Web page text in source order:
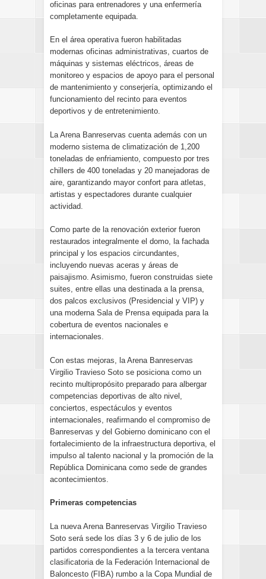
oficinas para entrenadores y una enfermería
completamente equipada.
En el área operativa fueron habilitadas
modernas oficinas administrativas, cuartos de
máquinas y sistemas eléctricos, áreas de
monitoreo y espacios de apoyo para el personal
de mantenimiento y conserjería, optimizando el
funcionamiento del recinto para eventos
deportivos y de entretenimiento.
La Arena Banreservas cuenta además con un
moderno sistema de climatización de 1,200
toneladas de enfriamiento, compuesto por tres
chillers de 400 toneladas y 20 manejadoras de
aire, garantizando mayor confort para atletas,
artistas y espectadores durante cualquier
actividad.
Como parte de la renovación exterior fueron
restaurados integralmente el domo, la fachada
principal y los espacios circundantes,
incluyendo nuevas aceras y áreas de
paisajismo. Asimismo, fueron construidas siete
suites, entre ellas una destinada a la prensa,
dos palcos exclusivos (Presidencial y VIP) y
una moderna Sala de Prensa equipada para la
cobertura de eventos nacionales e
internacionales.
Con estas mejoras, la Arena Banreservas
Virgilio Travieso Soto se posiciona como un
recinto multipropósito preparado para albergar
competencias deportivas de alto nivel,
conciertos, espectáculos y eventos
internacionales, reafirmando el compromiso de
Banreservas y del Gobierno dominicano con el
fortalecimiento de la infraestructura deportiva, el
impulso al talento nacional y la promoción de la
República Dominicana como sede de grandes
acontecimientos.
Primeras competencias
La nueva Arena Banreservas Virgilio Travieso
Soto será sede los días 3 y 6 de julio de los
partidos correspondientes a la tercera ventana
clasificatoria de la Federación Internacional de
Baloncesto (FIBA) rumbo a la Copa Mundial de